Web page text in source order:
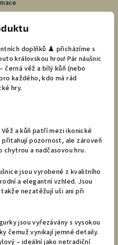
doplňků ♟️ přicházíme s
královskou hrou! Pár náušnic
černá věž a bílý kůň (nebo
každého, kdo má rád
hry.
Věž a kůň patří mezi ikonické
pozornost, ale zároveň
a nadčasovou hru.
jsou vyrobené z kvalitního
a elegantní vzhled. Jsou
nezatěžují uši ani při
jsou vyřezávány s vysokou
čemuž vynikají jemné detaily.
– ideální jako netradiční